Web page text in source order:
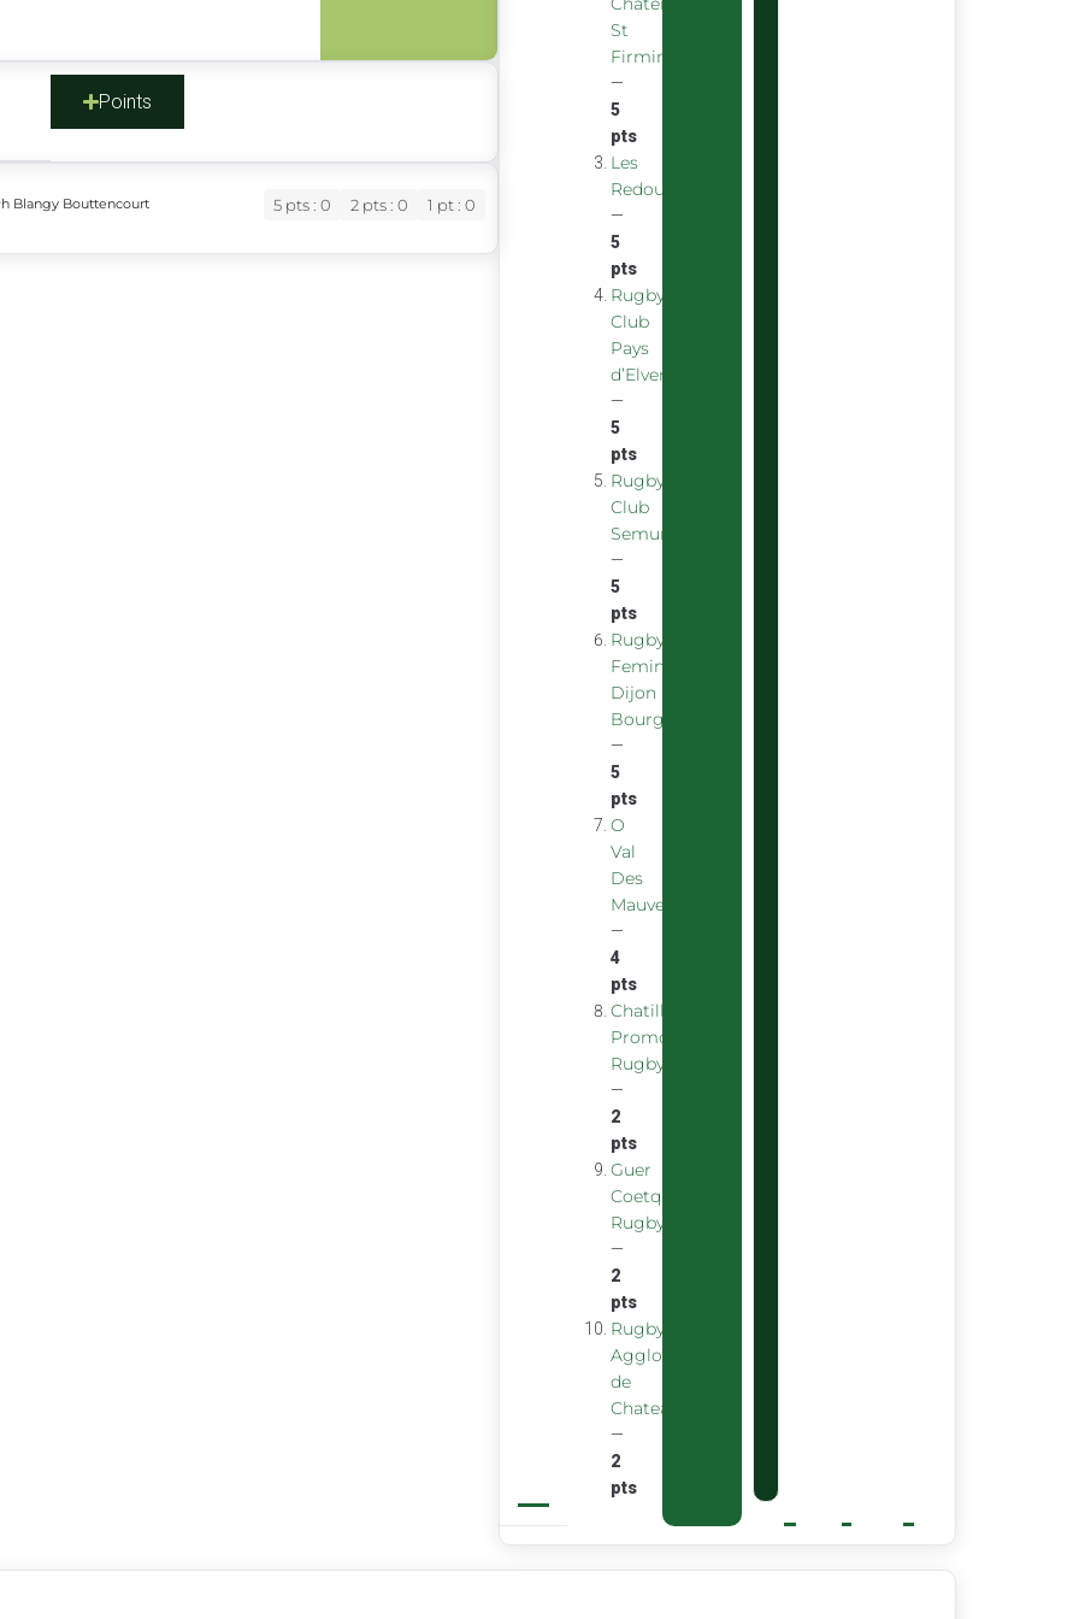
Points
5 pts : 0 2 pts : 0 1 pt : 0
Blangy Bouttencourt
St
Firmin
—
5
pts
Les
Redoubstables
—
5
pts
Rugby
Club
Pays
d’Elven
—
5
pts
Rugby
Club
Semurois
—
5
pts
Rugby
Feminin
Dijon
Bourgogne
—
5
pts
O
Val
Des
Mauves
—
4
pts
Chatillon
Promotion
Rugby
—
2
pts
Guer
Coetquidan
Rugby
—
2
pts
Rugby
Agglomeration
de
Chateaubourg
—
2
pts